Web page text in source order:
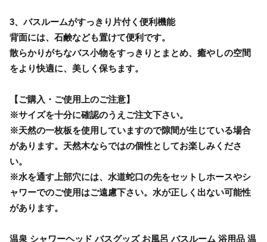
3、バスルームがすっきり片付く便利機能
背面には、石鹸なども置けて便利です。
散らかりがちなバス小物をすっきりとまとめ、癒やしの空間
をより快適に、美しく保ちます。
【ご購入・ご使用上のご注意】
※サイズを十分に確認のうえご注文下さい。
※天然の一枚板を使用していますので隙間が生じている場合
があります。天然木ならではの個性としてお楽しみくださ
い。
※水を通す上部穴には、水道蛇口の先をセットしホースやシ
ャワーでのご使用はご遠慮下さい。水が正しく出ない可能性
があります。
温泉 シャワーヘッド バスグッズ お風呂 バスルーム 浴用品 温